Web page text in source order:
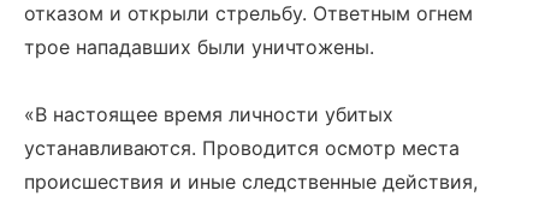
отказом и открыли стрельбу. Ответным огнем
трое нападавших были уничтожены.
«В настоящее время личности убитых
устанавливаются. Проводится осмотр места
происшествия и иные следственные действия,